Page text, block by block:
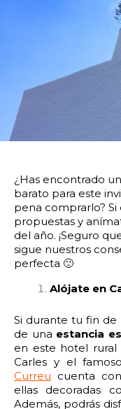
¿Has encontrado
barato para este
pena comprarlo? Si
propuestas y
del año. ¡Seguro
sigue nuestros
perfecta 🙂
Alójate en
Si durante tu fin de
de una estancia
en este hotel rural
Carles y el
Curreu cuenta
ellas decoradas
Además, podrás
18:30
Fecha y hora
2:00 2:30
4:00 4:30
6:00 6:30